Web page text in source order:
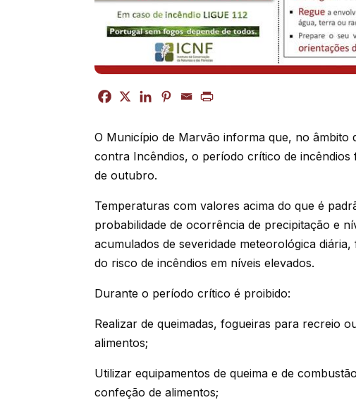
O Município de Marvão informa que, no âmbito
contra Incêndios, o período crítico de incêndios
de outubro.
Temperaturas com valores acima do que é
probabilidade de ocorrência de precipitação e
acumulados de severidade meteorológica
do risco de incêndios em níveis elevados.
Durante o período crítico é proibido:
Realizar de queimadas, fogueiras para recreio
alimentos;
Utilizar equipamentos de queima e de
confeção de alimentos;